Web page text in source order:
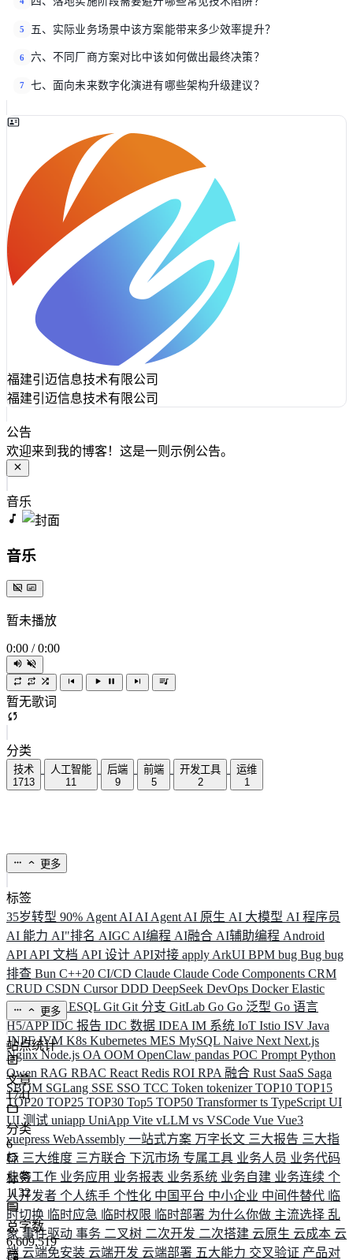
5 五、实际业务场景中该方案能带来多少效率提升？
6 六、不同厂商方案对比中该如何做出最终决策？
7 七、面向未来数字化演进有哪些架构升级建议？
福建引迈信息技术有限公司
福建引迈信息技术有限公司
公告
欢迎来到我的博客！这是一则示例公告。
音乐
音乐
暂未播放
0:00 / 0:00
暂无歌词
分类
技术
1713
人工智能
11
后端
9
前端
5
开发工具
2
运维
1
更多
标签
35岁转型 90% Agent AI AI Agent AI 原生 AI 大模型 AI 程序员
AI 能力 AI"排名 AIGC AI编程 AI融合 AI辅助编程 Android
API API 文档 API 设计 API对接 apply ArkUI BPM bug Bug bug
排查 Bun C++20 CI/CD Claude Claude Code Components CRM
CRUD CSDN CursorDDD DeepSeek DevOps DockerElastic
ELK ElysiaESQL Git Git 分支 GitLab Go Go 泛型 Go 语言
H5/APPIDC 报告 IDC 数据 IDEA IM 系统 IoT Istio ISV Java
JNPFJVM K8s Kubernetes MES MySQL Naive Next Next.js
NginxNode.js OA OOM OpenClaw pandas POC Prompt Python
Qwen RAG RBAC React Redis ROI RPA 融合 Rust SaaS Saga
SBOM SGLang SSE SSO TCC Token tokenizerTOP10 TOP15
TOP20 TOP25 TOP30 Top5 TOP50 Transformerts TypeScript UI
UI 测试 uniapp UniApp Vite vLLM vs VSCode Vue Vue3
vuepress WebAssembly 一站式方案 万字长文 三大报告 三大指
标 三大维度 三方联合 下沉市场 专属工具 业务人员 业务代码
业务工作 业务应用 业务报表 业务系统 业务自建 业务连续 个
人开发者 个人练手 个性化 中国平台 中小企业 中间件替代 临
时切换 临时应急 临时权限 临时部署 为什么你做 主流选择 乱
象 事件驱动 事务 二叉树 二次开发 二次搭建 云原生 云成本 云
端 云端免安装 云端开发 云端部署 五大能力 交叉验证 产品对
更多
站点统计
文章
1741
分类
6
标签
1132
总字数
6,609,519